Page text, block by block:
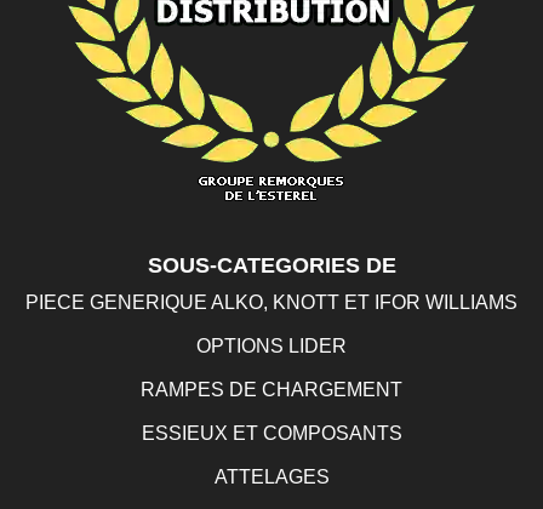
SOUS-CATEGORIES DE
PIECE GENERIQUE ALKO, KNOTT ET IFOR WILLIAMS
OPTIONS LIDER
RAMPES DE CHARGEMENT
ESSIEUX ET COMPOSANTS
ATTELAGES